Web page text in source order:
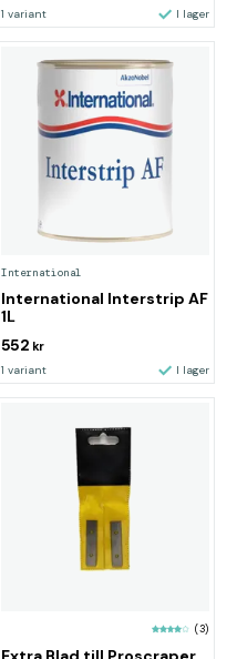
1 variant I lager
International
International Interstrip AF
1L
552 kr
1 variant I lager
(3)